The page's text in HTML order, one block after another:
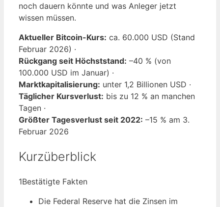
noch dauern könnte und was Anleger jetzt
wissen müssen.
Aktueller Bitcoin-Kurs: ca. 60.000 USD (Stand
Februar 2026) ·
Rückgang seit Höchststand: –40 % (von
100.000 USD im Januar) ·
Marktkapitalisierung: unter 1,2 Billionen USD ·
Täglicher Kursverlust: bis zu 12 % an manchen
Tagen ·
Größter Tagesverlust seit 2022: –15 % am 3.
Februar 2026
Kurzüberblick
1Bestätigte Fakten
Die Federal Reserve hat die Zinsen im